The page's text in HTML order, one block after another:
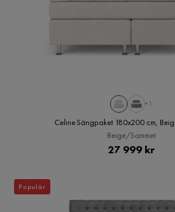
+1
Celine Sängpaket 180x200 cm,
Beige/Sammet
Pris
27 999 kr
Populär